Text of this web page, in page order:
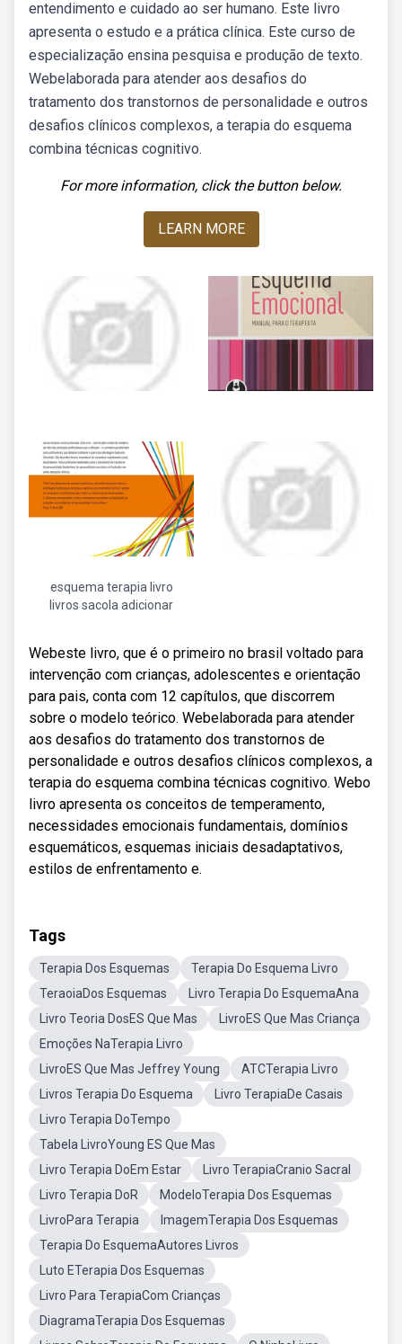
entendimento e cuidado ao ser humano. Este livro
apresenta o estudo e a prática clínica. Este curso de
especialização ensina pesquisa e produção de texto.
Webelaborada para atender aos desafios do
tratamento dos transtornos de personalidade e outros
desafios clínicos complexos, a terapia do esquema
combina técnicas cognitivo.
For more information, click the button below.
LEARN MORE
esquema terapia livro
livros sacola adicionar
Webeste livro, que é o primeiro no brasil voltado para
intervenção com crianças, adolescentes e orientação
para pais, conta com 12 capítulos, que discorrem
sobre o modelo teórico. Webelaborada para atender
aos desafios do tratamento dos transtornos de
personalidade e outros desafios clínicos complexos, a
terapia do esquema combina técnicas cognitivo. Webo
livro apresenta os conceitos de temperamento,
necessidades emocionais fundamentais, domínios
esquemáticos, esquemas iniciais desadaptativos,
estilos de enfrentamento e.
Tags
Terapia Dos Esquemas
Terapia Do Esquema Livro
TeraoiaDos Esquemas
Livro Terapia Do EsquemaAna
Livro Teoria DosES Que Mas
LivroES Que Mas Criança
Emoções NaTerapia Livro
LivroES Que Mas Jeffrey Young
ATCTerapia Livro
Livros Terapia Do Esquema
Livro TerapiaDe Casais
Livro Terapia DoTempo
Tabela LivroYoung ES Que Mas
Livro Terapia DoEm Estar
Livro TerapiaCranio Sacral
Livro Terapia DoR
ModeloTerapia Dos Esquemas
LivroPara Terapia
ImagemTerapia Dos Esquemas
Terapia Do EsquemaAutores Livros
Luto ETerapia Dos Esquemas
Livro Para TerapiaCom Crianças
DiagramaTerapia Dos Esquemas